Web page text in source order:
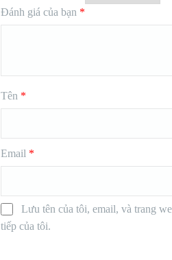
Đánh giá của bạn *
Tên *
Email *
Lưu tên của tôi, email, và trang
tiếp của tôi.